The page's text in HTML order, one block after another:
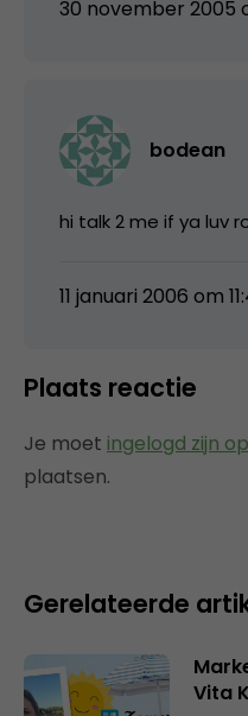
30 november 2005
bodean
hi talk 2 me if ya luv
11 januari 2006 om
Plaats reactie
Je moet ingelogd zijn op
plaatsen.
Gerelateerde
Vita